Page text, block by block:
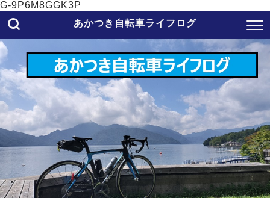
G-9P6M8GGK3P
あかつき自転車ライフログ